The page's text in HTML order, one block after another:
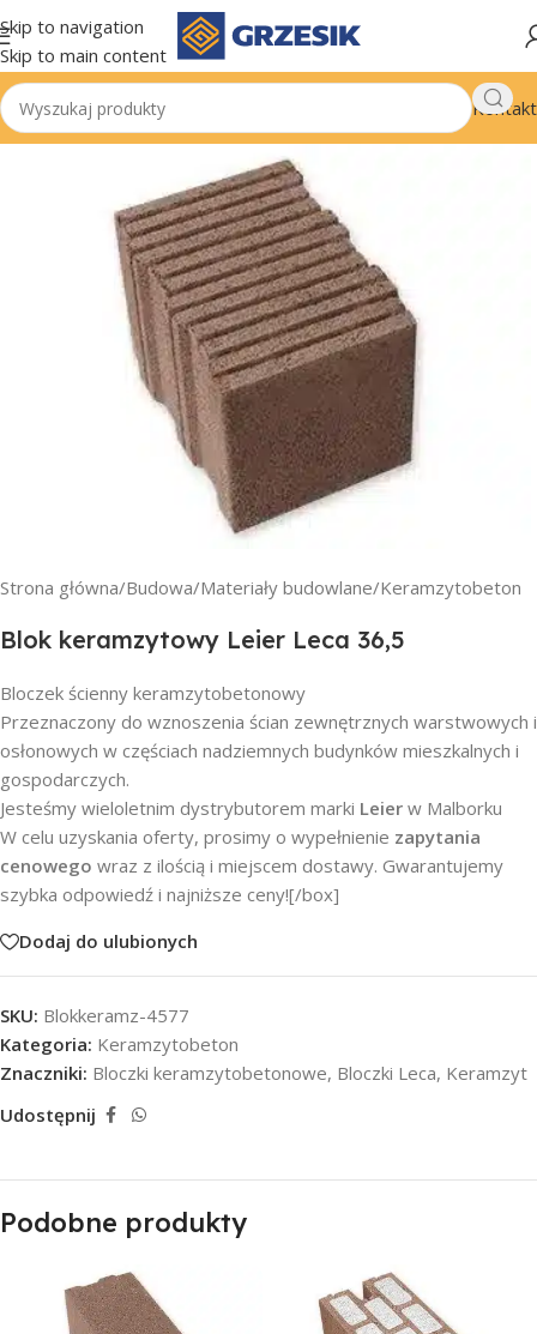
Skip to navigation
Skip to main content
Kontakt
Strona główna/Budowa/Materiały budowlane/Keramzytobeton
Blok keramzytowy Leier Leca 36,5
Bloczek ścienny keramzytobetonowy
Przeznaczony do wznoszenia ścian zewnętrznych warstwowych i
osłonowych w częściach nadziemnych budynków mieszkalnych i
gospodarczych.
Jesteśmy wieloletnim dystrybutorem marki Leier w Malborku
W celu uzyskania oferty, prosimy o wypełnienie zapytania
cenowego wraz z ilością i miejscem dostawy. Gwarantujemy
szybka odpowiedź i najniższe ceny![/box]
Dodaj do ulubionych
SKU: Blokkeramz-4577
Kategoria: Keramzytobeton
Znaczniki: Bloczki keramzytobetonowe, Bloczki Leca, Keramzyt
Udostępnij
Podobne produkty